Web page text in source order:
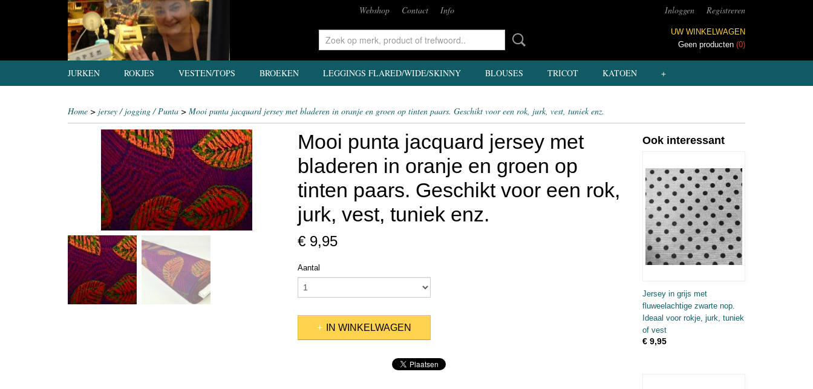
Webshop Contact Info Inloggen Registreren
UW WINKELWAGEN
Geen producten (0)
JURKEN ROKJES VESTEN/TOPS BROEKEN LEGGINGS FLARED/WIDE/SKINNY BLOUSES TRICOT KATOEN +
Home > jersey / jogging / Punta > Mooi punta jacquard jersey met bladeren in oranje en groen op tinten paars. Geschikt voor een rok, jurk, vest, tuniek enz.
Mooi punta jacquard jersey met
bladeren in oranje en groen op
tinten paars. Geschikt voor een rok,
jurk, vest, tuniek enz.
€ 9,95
Aantal
IN WINKELWAGEN
Ook interessant
Jersey in grijs met
fluweelachtige zwarte nop.
Ideaal voor rokje, jurk, tuniek
of vest
€ 9,95